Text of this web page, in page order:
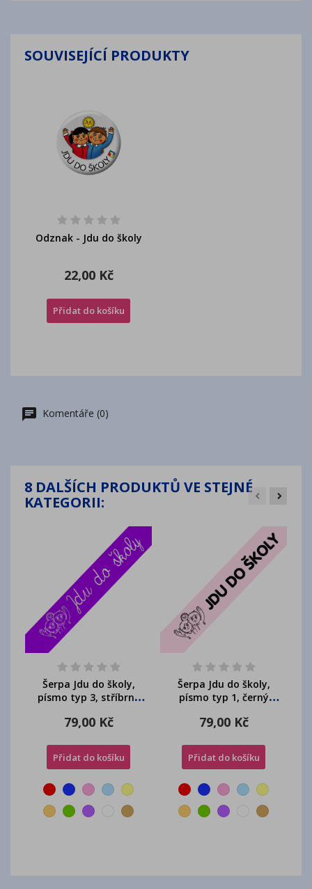
SOUVISEJÍCÍ PRODUKTY
Odznak - Jdu do školy
22,00 Kč
Přidat do košíku
Komentáře (0)
8 DALŠÍCH PRODUKTŮ VE STEJNÉ
KATEGORII:
Šerpa Jdu do školy,
písmo typ 3, stříbrný
79,00 Kč
Přidat do košíku
Šerpa Jdu do školy,
písmo typ 1, černý
79,00 Kč
Přidat do košíku